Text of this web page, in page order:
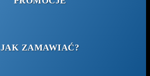
JAK ZAMAWIAĆ?